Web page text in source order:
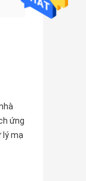
ứng
lý mạ